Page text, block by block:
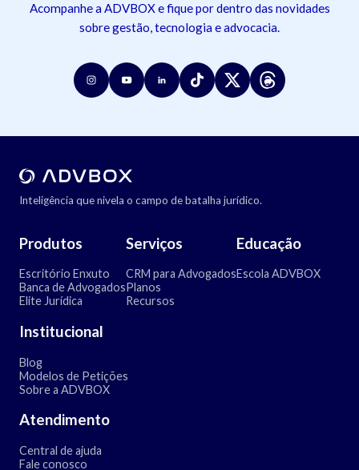
Acompanhe a ADVBOX e fique por dentro das novidades
sobre gestão, tecnologia e advocacia.
Inteligência que nivela o campo de batalha jurídico.
Produtos
Escritório Enxuto
Banca de Advogados
Elite Jurídica
Serviços
CRM para Advogados
Planos
Recursos
Educação
Escola ADVBOX
Institucional
Blog
Modelos de Petições
Sobre a ADVBOX
Atendimento
Central de ajuda
Fale conosco